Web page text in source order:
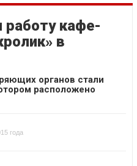
работу кафе-
в
органов стали
расположено
года